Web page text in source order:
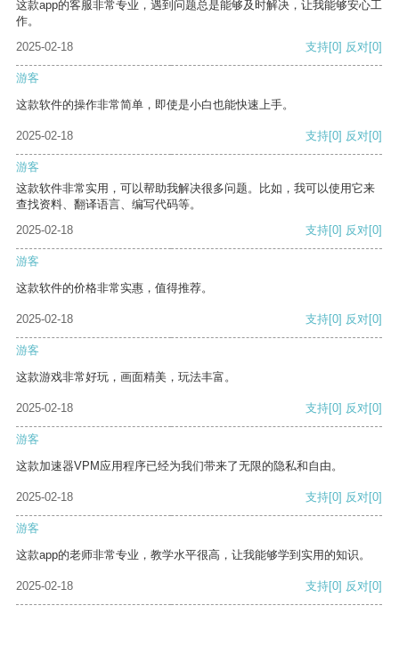
这款app的客服非常专业，遇到问题总是能够及时解决，让我能够安心工
作。
2025-02-18
支持[0] 反对[0]
游客
这款软件的操作非常简单，即使是小白也能快速上手。
2025-02-18 支持[0] 反对[0]
游客
这款软件非常实用，可以帮助我解决很多问题。比如，我可以使用它来
查找资料、翻译语言、编写代码等。
2025-02-18
支持[0] 反对[0]
游客
这款软件的价格非常实惠，值得推荐。
2025-02-18 支持[0] 反对[0]
游客
这款游戏非常好玩，画面精美，玩法丰富。
2025-02-18 支持[0] 反对[0]
游客
这款加速器VPM应用程序已经为我们带来了无限的隐私和自由。
2025-02-18 支持[0] 反对[0]
游客
这款app的老师非常专业，教学水平很高，让我能够学到实用的知识。
2025-02-18 支持[0] 反对[0]